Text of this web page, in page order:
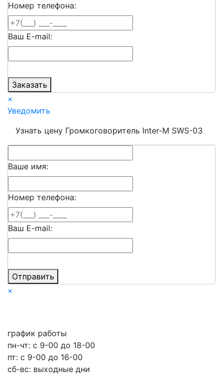
Номер телефона:
Ваш E-mail:
Заказать
×
Уведомить
Узнать цену Громкоговоритель Inter-M SWS-03
Ваше имя:
Номер телефона:
Ваш E-mail:
Отправить
×
график работы
пн-чт: c 9-00 до 18-00
пт: с 9-00 до 16-00
сб-вс: выходные дни